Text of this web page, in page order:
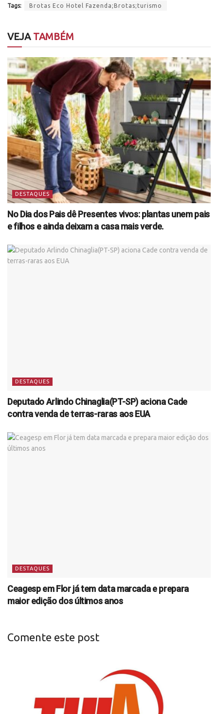
Tags: Brotas Eco Hotel Fazenda;Brotas;turismo
VEJATAMBÉM
DESTAQUES
No Dia dos Pais dê Presentes vivos: plantas unem pais
e filhos e ainda deixam a casa mais verde.
DESTAQUES
Deputado Arlindo Chinaglia(PT-SP) aciona Cade
contra venda de terras-raras aos EUA
DESTAQUES
Ceagesp em Flor já tem data marcada e prepara
maior edição dos últimos anos
Comente este post